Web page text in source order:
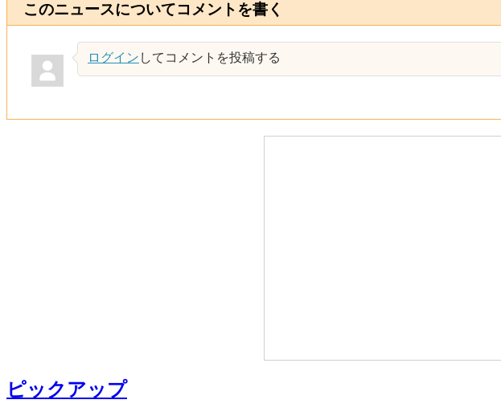
このニュースについてコメントを書く
ログイン してコメントを投稿する
ピックアップ